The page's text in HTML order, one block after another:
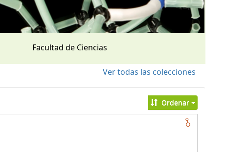
Facultad de Ciencias
Ver todas las colecciones
Ordenar